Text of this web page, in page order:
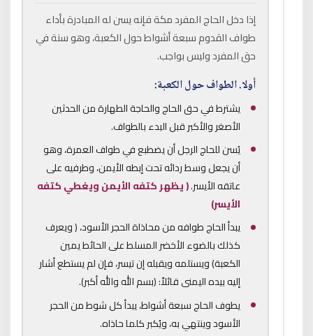
إذا دخل الحاج المفرد مكة فإنه يسن له المبادرة بأداء
طواف القدوم سبعة أشواط حول الكعبة، وهو سنة في
حق المفرد وليس بواجب.
أولا.الطواف حول الكعبة:
يشترط في حق الحاج والحاجة الطهارة من الحدثين
الأصغر والأكبر قبل البدء بالطواف.
يُسن للحاج الرجل أن يضطبع في طواف العمرة، وهو
أن يجعل وسط ردائه تحت إبطه الأيمن، وطرفيه على
عاتقه الأيسر.( يظهر كتفه الأيمن ويغطي كتفه
الأيسر)
يبدأ الحاج طوافه من محاذاة الحجر الأسود، ( ويعرف
كذلك بالضوء الأخضر المسلط على الحائط يمين
الكعبة) ويستلمه ويقبله إن تيسر، فإن لم يستطع أشار
إليه بيده اليمنى قائلاً: (بسم الله والله أكبر).
يطوف الحاج سبعة أشواط، يبدأ كل شوط من الحجر
الأسود وينتهي به، ويُكبر كلما حاذاه.